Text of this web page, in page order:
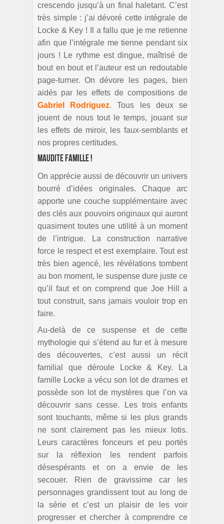
crescendo jusqu’à un final haletant. C’est
très simple : j’ai dévoré cette intégrale de
Locke & Key ! Il a fallu que je me retienne
afin que l’intégrale me tienne pendant six
jours ! Le rythme est dingue, maîtrisé de
bout en bout et l’auteur est un redoutable
page-turner. On dévore les pages, bien
aidés par les effets de compositions de
Gabriel Rodriguez. Tous les deux se
jouent de nous tout le temps, jouant sur
les effets de miroir, les faux-semblants et
nos propres certitudes.
Maudite famille !
On apprécie aussi de découvrir un univers
bourré d’idées originales. Chaque arc
apporte une couche supplémentaire avec
des clés aux pouvoirs originaux qui auront
quasiment toutes une utilité à un moment
de l’intrigue. La construction narrative
force le respect et est exemplaire. Tout est
très bien agencé, les révélations tombent
au bon moment, le suspense dure juste ce
qu’il faut et on comprend que Joe Hill a
tout construit, sans jamais vouloir trop en
faire.
Au-delà de ce suspense et de cette
mythologie qui s’étend au fur et à mesure
des découvertes, c’est aussi un récit
familial que déroule Locke & Key. La
famille Locke a vécu son lot de drames et
possède son lot de mystères que l’on va
découvrir sans cesse. Les trois enfants
sont touchants, même si les plus grands
ne sont clairement pas les mieux lotis.
Leurs caractères fonceurs et peu portés
sur la réflexion les rendent parfois
désespérants et on a envie de les
secouer. Rien de gravissime car les
personnages grandissent tout au long de
la série et c’est un plaisir de les voir
progresser et chercher à comprendre ce